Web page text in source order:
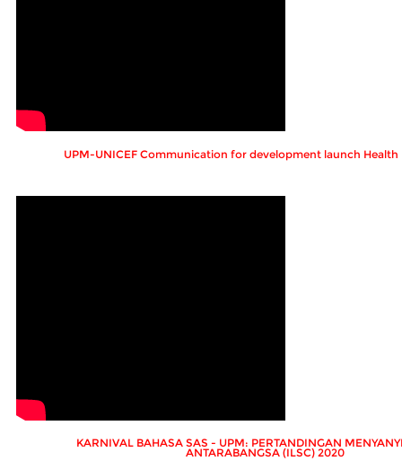
UPM-UNICEF Communication for development launch
KARNIVAL BAHASA SAS - UPM: PERTANDINGAN
ANTARABANGSA (ILSC) 2020